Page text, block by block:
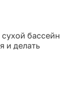
бассейн
и делать